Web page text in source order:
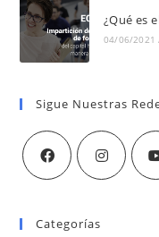
¿Qué es
04/06/2021
Sigue Nuestras
Categorías